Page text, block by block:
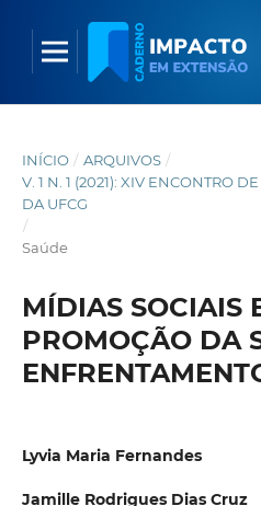
INÍCIO / ARQUIVOS /
V. 1 N. 1 (2021): XIV ENCONTRO
DA UFCG
/
Saúde
MÍDIAS SOCIAIS
PROMOÇÃO DA
Lyvia Maria Fernandes
Jamille Rodrigues Dias Cruz